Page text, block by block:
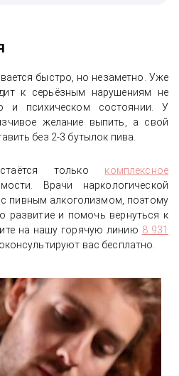
быстро, но незаметно. Уже
к серьёзным нарушениям не
и психическом состоянии. У
желание выпить, а свой
без 2-3 бутылок пива.
только комплексное
Врачи наркологической
пивным алкоголизмом, поэтому
развитие и помочь вернуться к
на нашу горячую линию 8 931
вас бесплатно.